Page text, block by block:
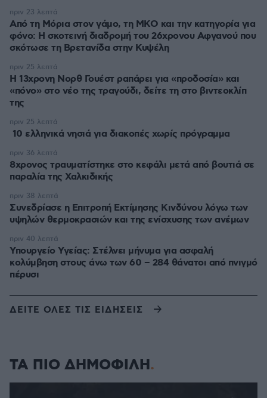
Από τη Μόρια στον γάμο, τη ΜΚΟ και την κατηγορία για
φόνο: Η σκοτεινή διαδρομή του 26χρονου Αφγανού που
σκότωσε τη Βρετανίδα στην Κυψέλη
πριν 23 λεπτά
Η 13χρονη Νορθ Γουέστ ραπάρει για «προδοσία» και
«πόνο» στο νέο της τραγούδι, δείτε τη στο βιντεοκλίπ
της
πριν 25 λεπτά
10 ελληνικά νησιά για διακοπές χωρίς πρόγραμμα
πριν 25 λεπτά
8χρονος τραυματίστηκε στο κεφάλι μετά από βουτιά σε
παραλία της Χαλκιδικής
πριν 36 λεπτά
Συνεδρίασε η Επιτροπή Εκτίμησης Κινδύνου λόγω των
υψηλών θερμοκρασιών και της ενίσχυσης των ανέμων
πριν 38 λεπτά
Υπουργείο Υγείας: Στέλνει μήνυμα για ασφαλή
κολύμβηση στους άνω των 60 – 284 θάνατοι από πνιγμό
πέρυσι
πριν 40 λεπτά
ΔΕΙΤΕ ΟΛΕΣ ΤΙΣ ΕΙΔΗΣΕΙΣ
ΤΑ ΠΙΟ ΔΗΜΟΦΙΛΗ